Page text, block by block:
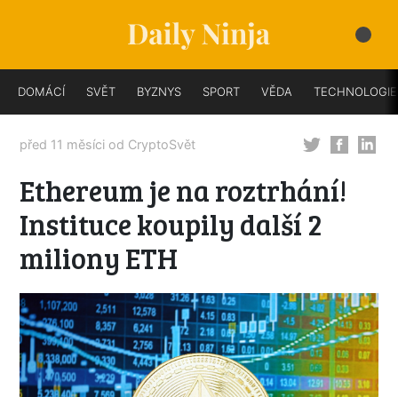
DOMÁCÍ SVĚT BYZNYS SPORT VĚDA TECHNOLOGIE
před 11 měsíci od CryptoSvět
Ethereum je na roztrhání!
Instituce koupily další 2
miliony ETH